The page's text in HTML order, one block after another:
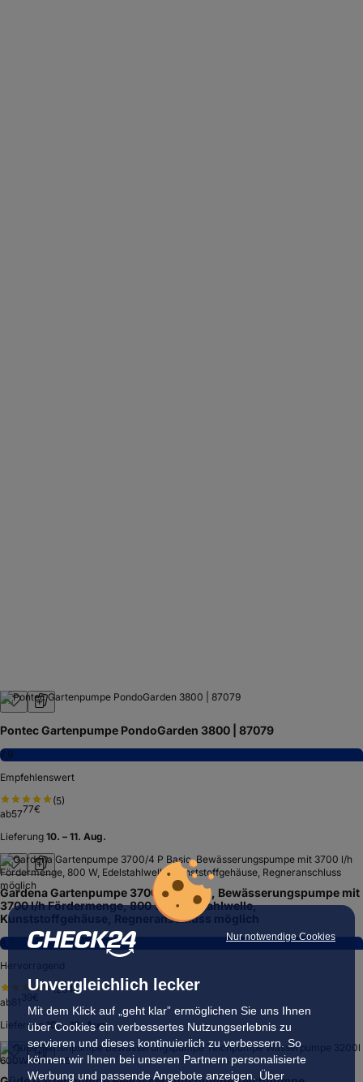
Nur notwendige Cookies
Unvergleichlich lecker
Mit dem Klick auf „geht klar” ermöglichen Sie uns Ihnen
über Cookies ein verbessertes Nutzungserlebnis zu
servieren und dieses kontinuierlich zu verbessern. So
können wir Ihnen bei unseren Partnern personalisierte
Werbung und passende Angebote anzeigen. Über
Pontec Gartenpumpe PondoGarden 3800 | 87079
7,9
Empfehlenswert
(5)
ab5777€
Lieferung 10. – 11. Aug.
Gardena Gartenpumpe 3700/4 P Basic, Bewässerungspumpe mit
3700 l/h Fördermenge, 800 W, Edelstahlwelle,
Kunststoffgehäuse, Regneranschluss möglich
8,5
Hervorragend
(264)
ab
Lieferung 10. – 12. Aug.